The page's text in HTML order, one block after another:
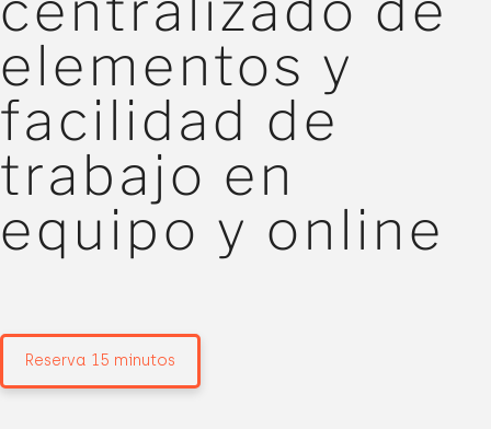
elementos y
facilidad de
trabajo en
equipo y online
Reserva 15 minutos